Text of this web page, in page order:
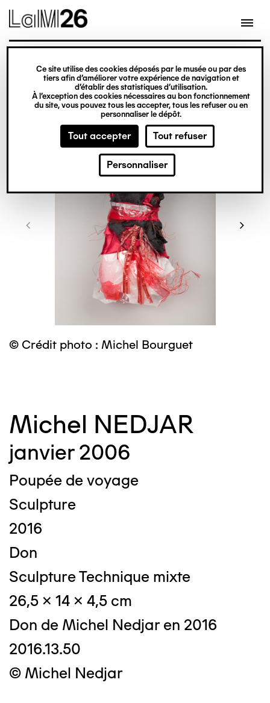
Gestion des cookies
Ce site utilise des cookies déposés par le musée ou par des
tiers afin d’améliorer votre expérience de navigation et
d’établir des statistiques d’utilisation.
À l’exception des cookies nécessaires au bon fonctionnement
du site, vous pouvez tous les accepter, tous les refuser ou en
personnaliser le dépôt.
Tout accepter Tout refuser
Personnaliser
contenu
© Crédit photo : Michel Bourguet
Michel NEDJAR
janvier 2006
Poupée de voyage
Sculpture
2016
Don
Sculpture Technique mixte
26,5 x 14 x 4,5 cm
Don de Michel Nedjar en 2016
2016.13.50
© Michel Nedjar